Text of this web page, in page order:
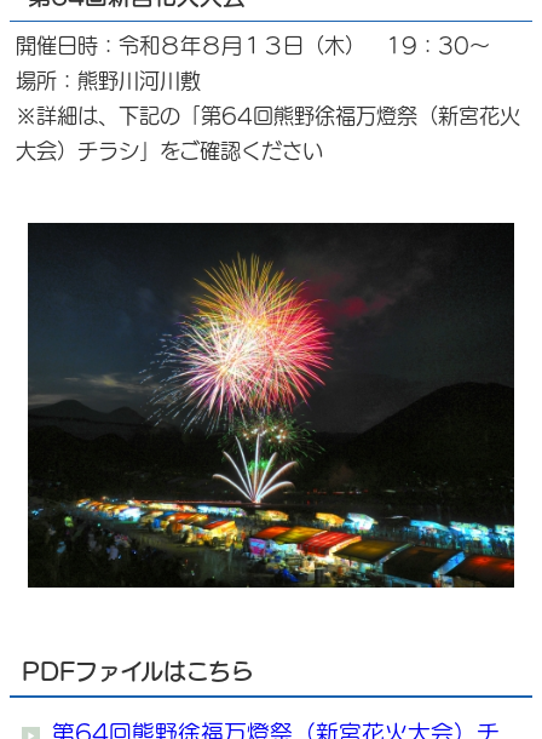
開催日時：令和８年８月１３日（木） 19：30～
場所：熊野川河川敷
※詳細は、下記の「第64回熊野徐福万燈祭（新宮花火
大会）チラシ」をご確認ください
PDFファイルはこちら
第64回熊野徐福万燈祭（新宮花火大会）チ